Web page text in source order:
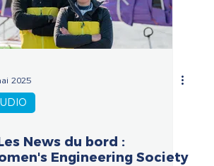
2025
News du bord :
Engineering Society